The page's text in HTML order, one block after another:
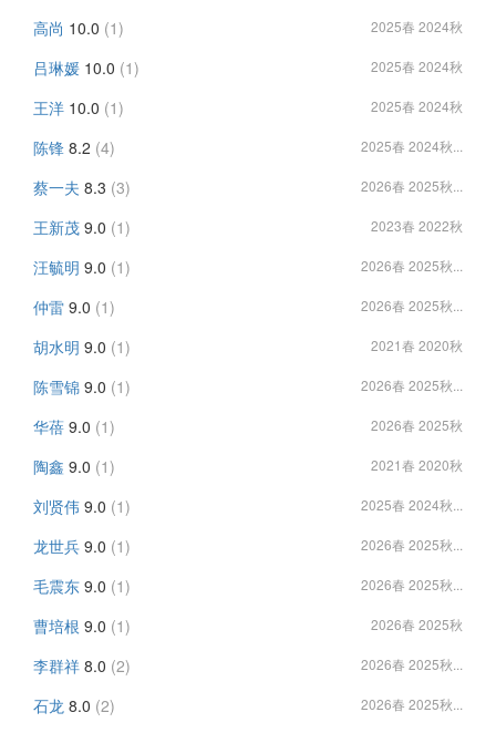
高尚 10.0 (1) 2025春 2024秋
吕琳媛 10.0 (1) 2025春 2024秋
王洋 10.0 (1) 2025春 2024秋
陈锋 8.2 (4) 2025春 2024秋...
蔡一夫 8.3 (3) 2026春 2025秋...
王新茂 9.0 (1) 2023春 2022秋
汪毓明 9.0 (1) 2026春 2025秋...
仲雷 9.0 (1) 2026春 2025秋...
胡水明 9.0 (1) 2021春 2020秋
陈雪锦 9.0 (1) 2026春 2025秋...
华蓓 9.0 (1) 2026春 2025秋
陶鑫 9.0 (1) 2021春 2020秋
刘贤伟 9.0 (1) 2025春 2024秋...
龙世兵 9.0 (1) 2026春 2025秋...
毛震东 9.0 (1) 2026春 2025秋...
曹培根 9.0 (1) 2026春 2025秋
李群祥 8.0 (2) 2026春 2025秋...
石龙 8.0 (2) 2026春 2025秋...